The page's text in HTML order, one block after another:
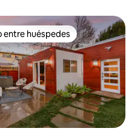
en Favorito entre huéspedes
entre huéspedes